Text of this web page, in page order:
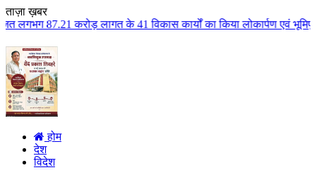
ताज़ा ख़बर
41 विकास कार्यों का किया लोकार्पण एवं भूमिपूजन कुलैथ क्षेत्र के
होम
देश
विदेश